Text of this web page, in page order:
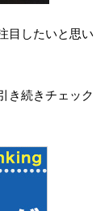
目したいと思い
き続きチェック